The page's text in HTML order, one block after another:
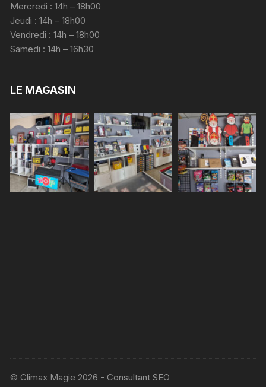
Mercredi : 14h – 18h00
Jeudi : 14h – 18h00
Vendredi : 14h – 18h00
Samedi : 14h – 16h30
LE MAGASIN
© Climax Magie 2026 - Consultant SEO